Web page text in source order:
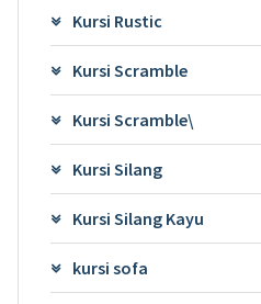
Kursi Rustic
Kursi Scramble
Kursi Scramble\
Kursi Silang
Kursi Silang Kayu
kursi sofa